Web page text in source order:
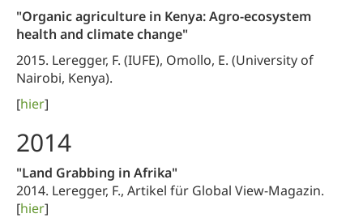
"Organic agriculture in Kenya: Agro-ecosystem
health and climate change"
2015. Leregger, F. (IUFE), Omollo, E. (University of
Nairobi, Kenya).
[hier]
2014
"Land Grabbing in Afrika"
2014. Leregger, F., Artikel für Global View-Magazin.
[hier]